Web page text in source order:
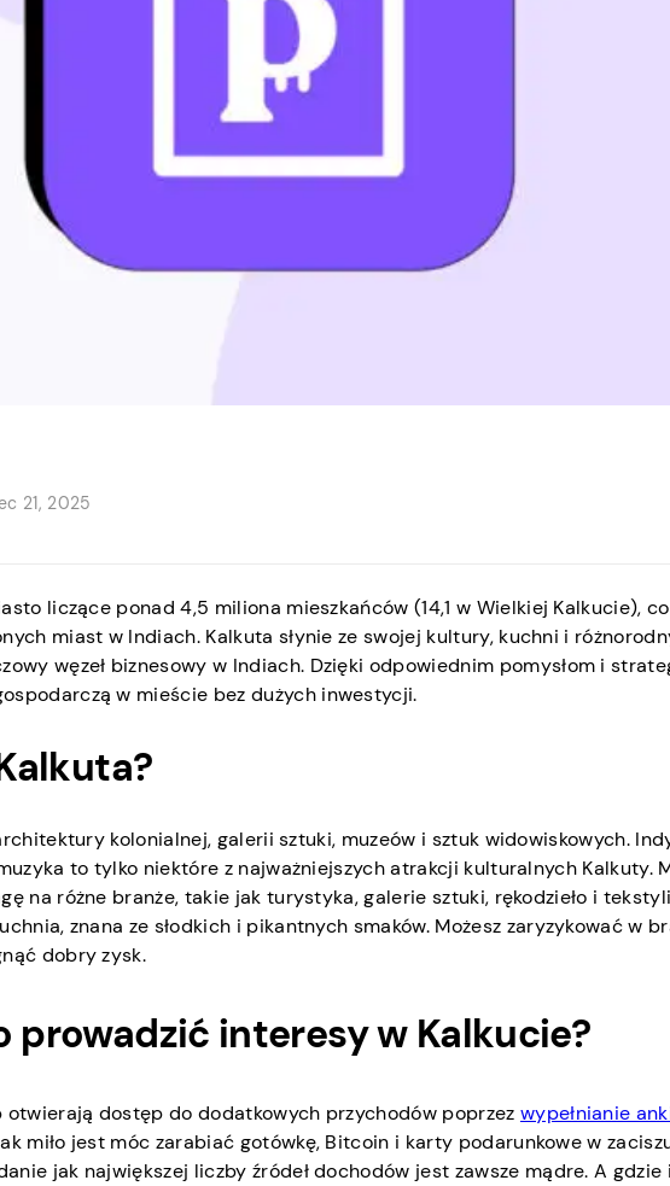
21, 2025
liczące ponad 4,5 miliona mieszkańców (14,1 w Wielkiej Kalkucie),
miast w Indiach. Kalkuta słynie ze swojej kultury, kuchni i
węzeł biznesowy w Indiach. Dzięki odpowiednim pomysłom i
w mieście bez dużych inwestycji.
kolonialnej, galerii sztuki, muzeów i sztuk widowiskowych.
to tylko niektóre z najważniejszych atrakcji kulturalnych Kalkuty.
na różne branże, takie jak turystyka, galerie sztuki, rękodzieło i
znana ze słodkich i pikantnych smaków. Możesz zaryzykować w
dobry zysk.
prowadzić interesy w Kalkucie?
dostęp do dodatkowych przychodów poprzez wypełnianie
miło jest móc zarabiać gotówkę, Bitcoin i karty podarunkowe w
jak największej liczby źródeł dochodów jest zawsze mądre. A gdzie